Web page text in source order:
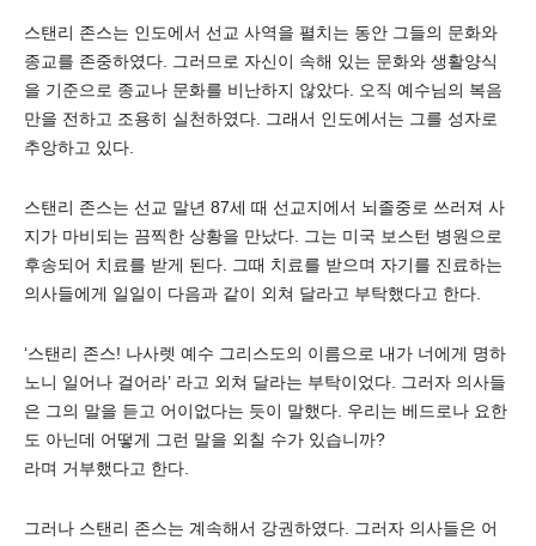
스탠리 존스는 인도에서 선교 사역을 펼치는 동안 그들의 문화와
종교를 존중하였다. 그러므로 자신이 속해 있는 문화와 생활양식
을 기준으로 종교나 문화를 비난하지 않았다. 오직 예수님의 복음
만을 전하고 조용히 실천하였다. 그래서 인도에서는 그를 성자로
추앙하고 있다.
스탠리 존스는 선교 말년 87세 때 선교지에서 뇌졸중로 쓰러져 사
지가 마비되는 끔찍한 상황을 만났다. 그는 미국 보스턴 병원으로
후송되어 치료를 받게 된다. 그때 치료를 받으며 자기를 진료하는
의사들에게 일일이 다음과 같이 외쳐 달라고 부탁했다고 한다.
‘스탠리 존스! 나사렛 예수 그리스도의 이름으로 내가 너에게 명하
노니 일어나 걸어라’ 라고 외쳐 달라는 부탁이었다. 그러자 의사들
은 그의 말을 듣고 어이없다는 듯이 말했다. 우리는 베드로나 요한
도 아닌데 어떻게 그런 말을 외칠 수가 있습니까?
라며 거부했다고 한다.
그러나 스탠리 존스는 계속해서 강권하였다. 그러자 의사들은 어